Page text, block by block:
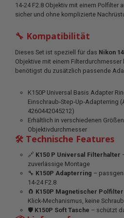
14‑24 F2.8 Objektiv mit einem Polfilter
sicher und ohne komplizierte
🔧 Kompatibilität
Dieses Set ist speziell für das Nikon
Objektive mit einem Filterdurchmesser
benötigst du zusätzlich passende
K150P Universal Basis Adapter
Einschraub‑Step‑Up‑Adapterring
4260442045212)
Erhältlich in verschiedenen
Objektivdurchmesser
🛠 Technische Features
🔗 K150 P Universal Filterhalter
zuverlässige Montage
🔧 K150P Adapterring –
14‑24 F2.8
🧲 K150P Magnetischer Polfilter
Klick‑Mechanismus, keine
🛡 K150P Soft Tasche – schützt